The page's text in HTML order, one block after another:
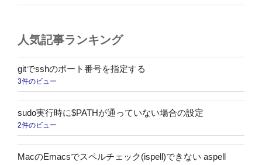
4S
ド
コ
へ
契
約
変
し
て
人気記事ランキング
gitでsshのポート番号を指定する
3件のビュー
sudo実行時に$PATHが通っていない場合の設定
2件のビュー
MacのEmacsでスペルチェック(ispell)できない aspell